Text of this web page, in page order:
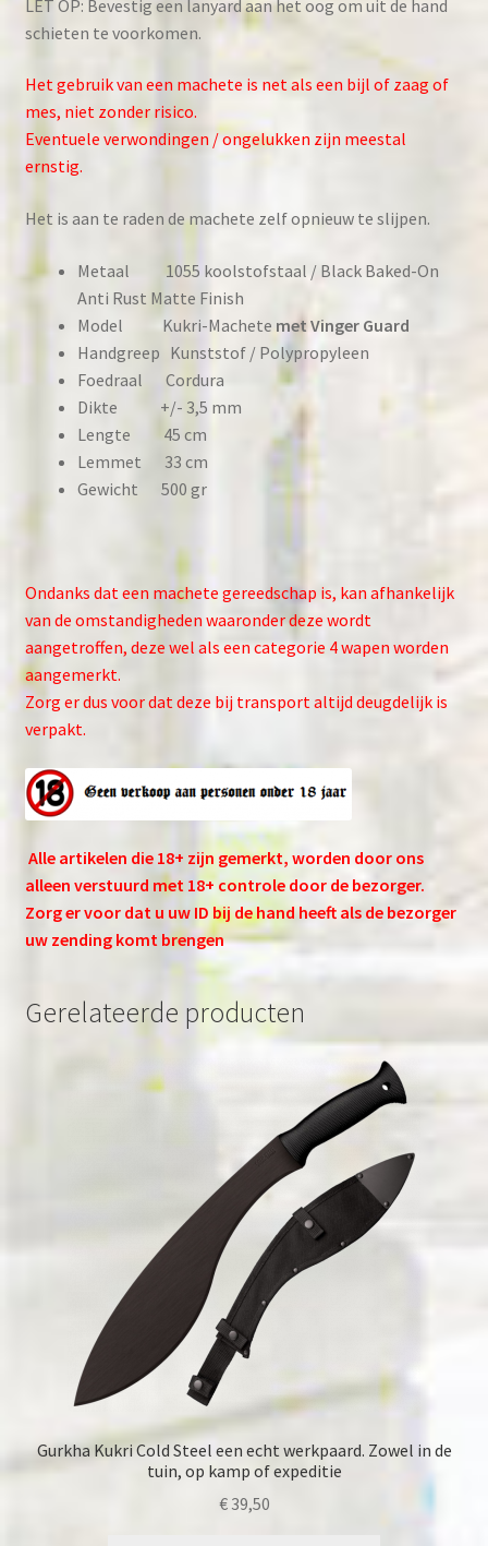
LET OP: Bevestig een lanyard aan het oog om uit de hand
schieten te voorkomen.
Het gebruik van een machete is net als een bijl of zaag of
mes, niet zonder risico.
Eventuele verwondingen / ongelukken zijn meestal
ernstig.
Het is aan te raden de machete zelf opnieuw te slijpen.
Metaal 1055 koolstofstaal / Black Baked-On
Anti Rust Matte Finish
Model Kukri-Machete met Vinger Guard
Handgreep Kunststof / Polypropyleen
Foedraal Cordura
Dikte +/- 3,5 mm
Lengte 45 cm
Lemmet 33 cm
Gewicht 500 gr
Ondanks dat een machete gereedschap is, kan afhankelijk
van de omstandigheden waaronder deze wordt
aangetroffen, deze wel als een categorie 4 wapen worden
aangemerkt.
Zorg er dus voor dat deze bij transport altijd deugdelijk is
verpakt.
Alle artikelen die 18+ zijn gemerkt, worden door ons
alleen verstuurd met 18+ controle door de bezorger.
Zorg er voor dat u uw ID bij de hand heeft als de bezorger
uw zending komt brengen
Gerelateerde producten
Gurkha Kukri Cold Steel een echt werkpaard. Zowel in de
tuin, op kamp of expeditie
€39,50